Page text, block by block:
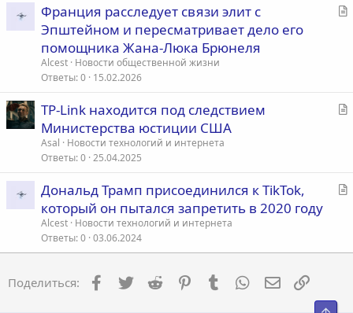
яС
Франция расследует связи элит с
Эпштейном и пересматривает дело его
помощника Жана-Люка Брюнеля
Alcest Новости общественной жизни
Ответы 0 15.02.2026
С
я
TP-Link находится под следствием
Министерства юстиции США
Asal
Новости технологий и интернета
Ответы 0 25.04.2025
С
ь
Дональд Трамп присоединился к TikTok,
который он пытался запретить в 2020 году
Alcest Новости технологий и интернета
Ответы 0 03.06.2024
Поделиться: Facebook
Twitter Reddit PinterestTumblr WhatsApp